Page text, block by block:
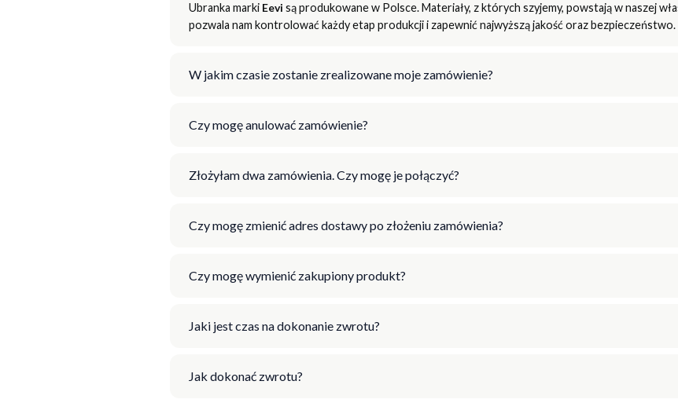
Ubranka marki Eevi są produkowane w Polsce. Materiały, z których szyjemy, powstają w naszej
pozwala nam kontrolować każdy etap produkcji i zapewnić najwyższą jakość oraz bezpieczeństwo.
W jakim czasie zostanie zrealizowane moje zamówienie?
Czy mogę anulować zamówienie?
Złożyłam dwa zamówienia. Czy mogę je połączyć?
Czy mogę zmienić adres dostawy po złożeniu zamówienia?
Czy mogę wymienić zakupiony produkt?
Jaki jest czas na dokonanie zwrotu?
Jak dokonać zwrotu?